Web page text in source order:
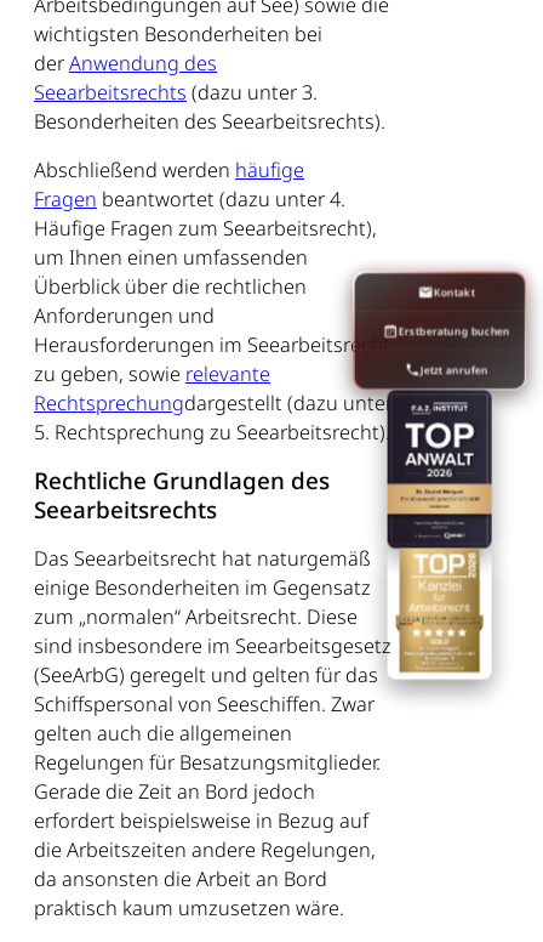
wichtigsten Besonderheiten bei
derAnwendung des
Seearbeitsrechts (dazu unter 3.
Besonderheiten des Seearbeitsrechts).
Abschließend werden häufige
Fragen beantwortet (dazu unter 4.
Häufige Fragen zum Seearbeitsrecht),
um Ihnen einen umfassenden
Überblick über die rechtlichen
Anforderungen und
Herausforderungen im Seearbeitsrecht
zu geben, sowie relevante
Rechtsprechungdargestellt (dazu unter
5. Rechtsprechung zu Seearbeitsrecht).
Rechtliche Grundlagen des
Seearbeitsrechts
Das Seearbeitsrecht hat naturgemäß
einige Besonderheiten im Gegensatz
zum „normalen“ Arbeitsrecht. Diese
sind insbesondere im Seearbeitsgesetz
(SeeArbG) geregelt und gelten für das
Schiffspersonal von Seeschiffen. Zwar
gelten auch die allgemeinen
Regelungen für Besatzungsmitglieder.
Gerade die Zeit an Bord jedoch
erfordert beispielsweise in Bezug auf
die Arbeitszeiten andere Regelungen,
da ansonsten die Arbeit an Bord
praktisch kaum umzusetzen wäre.
Kontakt
Erstberatung buchen
Jetzt anrufen